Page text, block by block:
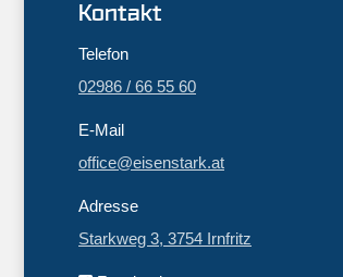
Kontakt
Telefon
02986 / 66 55 60
E-Mail
office@eisenstark.at
Adresse
Starkweg 3, 3754 Irnfritz